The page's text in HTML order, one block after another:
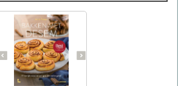
Desembrood is
voedzaam, licht
verteerbaar, goed voor de
darmflora én superlekker.
In haar tweede prachtig
geïllustreerde bakboek
verklapt de Sloveense
Anita Sumer de geheimen
van het lekkere brood